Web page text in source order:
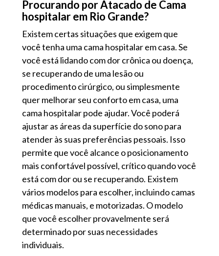
Procurando por Atacado de Cama
hospitalar em Rio Grande?
Existem certas situações que exigem que
você tenha uma cama hospitalar em casa. Se
você está lidando com dor crônica ou doença,
se recuperando de uma lesão ou
procedimento cirúrgico, ou simplesmente
quer melhorar seu conforto em casa, uma
cama hospitalar pode ajudar. Você poderá
ajustar as áreas da superfície do sono para
atender às suas preferências pessoais. Isso
permite que você alcance o posicionamento
mais confortável possível, crítico quando você
está com dor ou se recuperando. Existem
vários modelos para escolher, incluindo camas
médicas manuais, e motorizadas. O modelo
que você escolher provavelmente será
determinado por suas necessidades
individuais.